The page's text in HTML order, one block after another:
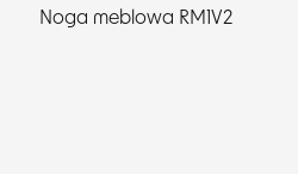
Noga meblowa RM1V2